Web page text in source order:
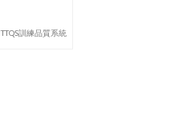
TTQS訓練品質系統